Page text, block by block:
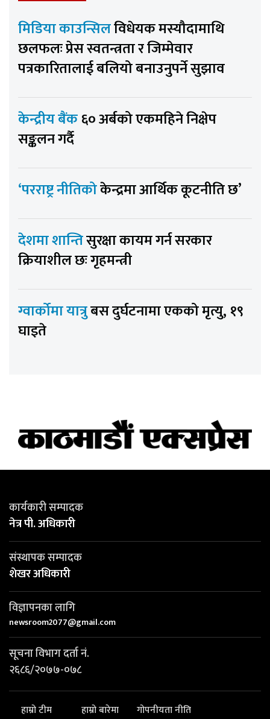
मिडिया काउन्सिलविधेयक मस्यौदामाथि
छलफलः प्रेस स्वतन्त्रता र जिम्मेवार
पत्रकारितालाई बलियो बनाउनुपर्ने सुझाव
केन्द्रीय बैंक६० अर्बको एकमहिने निक्षेप
सङ्कलन गर्दै
‘परराष्ट्र नीतिकोकेन्द्रमा आर्थिक कूटनीति छ’
देशमा शान्तिसुरक्षा कायम गर्न सरकार
क्रियाशील छः गृहमन्त्री
ग्वार्कोमा यात्रुबस दुर्घटनामा एकको मृत्यु, १९
घाइते
कार्यकारी सम्पादक
नेत्र पी. अधिकारी
संस्थापक सम्पादक
शेखर अधिकारी
विज्ञापनका लागि
newsroom2077@gmail.com
सूचना विभाग दर्ता नं.
२६८६/२०७७-०७८
हाम्रो टीम हाम्रो बारेमा गोपनीयता नीति